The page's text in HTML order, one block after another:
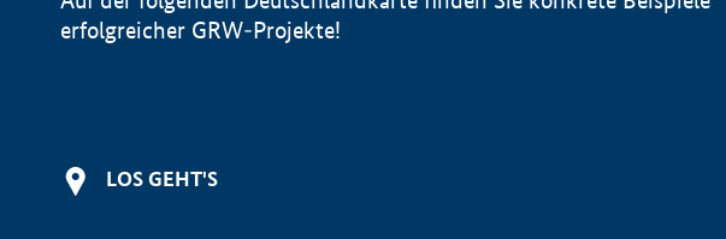
erfolgreicher GRW-Projekte!
LOS GEHT'S